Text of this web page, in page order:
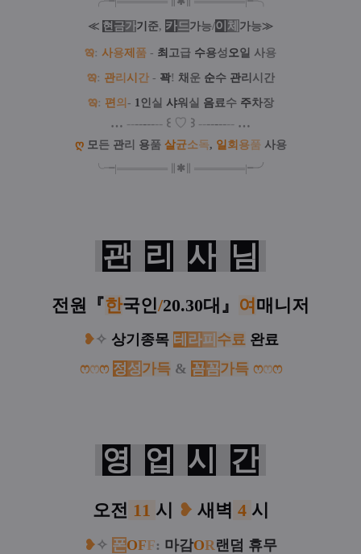
≪ 현 금가기 준, 카드 가능/이 체 가능≫
ఇ: 사용제 품 - 최 고 급 수용성 오 일 사용
ఇ: 관리 시 간 - 꽉! 채 운 순수 관리 시간
ఇ: 편 의 - 1 인 실 샤워 실 음료 수 주차장
… --------- ꒰ ♡ ꒱ --------- …
ღ 모 든 관리 용품 살균소독, 일 회 용품 사용
╰╼|═══════ ✱ ═══════|╾╯
관 리 사 님
전원 『한국인/20.30대 』 여 매니저
❥ ✧ 상기종목 테 라피 수료 완료
ෆෆෆ 정성가득 & 꼼꼼가득 ෆෆෆ
영 업 시 간
오전 11 시 ❥ 새벽 4 시
❥ ✧ 폰OFF: 마감OR랜덤 휴무